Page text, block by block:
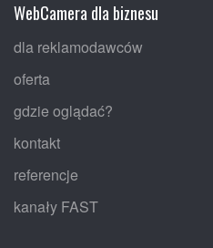
WebCamera dla biznesu
dla reklamodawców
oferta
gdzie oglądać?
kontakt
referencje
kanały FAST